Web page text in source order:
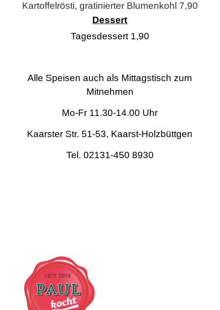
Kartoffelrösti, gratinierter Blumenkohl 7,90
Dessert
Tagesdessert 1,90
Alle Speisen auch als Mittagstisch zum
Mitnehmen
Mo-Fr 11.30-14.00 Uhr
Kaarster Str. 51-53, Kaarst-Holzbüttgen
Tel. 02131-450 8930